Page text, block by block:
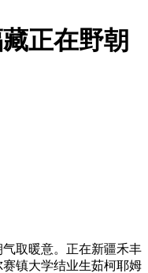
正在野朝
取暖意。正在新疆禾丰
镇大学结业生茹柯耶姆